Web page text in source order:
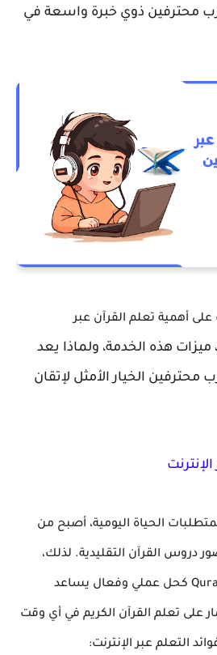
محترفين ذوي خبرة واسعة في
أهمية تعلم القرآن عبر
، ميزات هذه الخدمة، ولماذا يعد
الخيار الأمثل لإتقان
الحياة اليومية، أصبح من
دروس القرآن التقليدية. لذلك،
كحل عملي وفعال يساعد
على تعلم القرآن الكريم في أي وقت
التعلم عبر الإنترنت: